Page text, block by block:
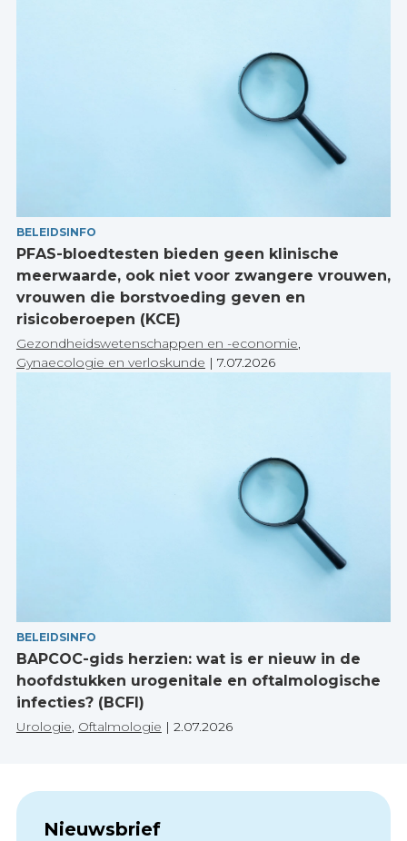
BELEIDSINFO
PFAS-bloedtesten bieden geen klinische
meerwaarde, ook niet voor zwangere vrouwen,
vrouwen die borstvoeding geven en
risicoberoepen (KCE)
Gezondheidswetenschappen en -economie,
Gynaecologie en verloskunde | 7.07.2026
BELEIDSINFO
BAPCOC-gids herzien: wat is er nieuw in de
hoofdstukken urogenitale en oftalmologische
infecties? (BCFI)
Urologie Oftalmologie | 2.07.2026
Nieuwsbrief